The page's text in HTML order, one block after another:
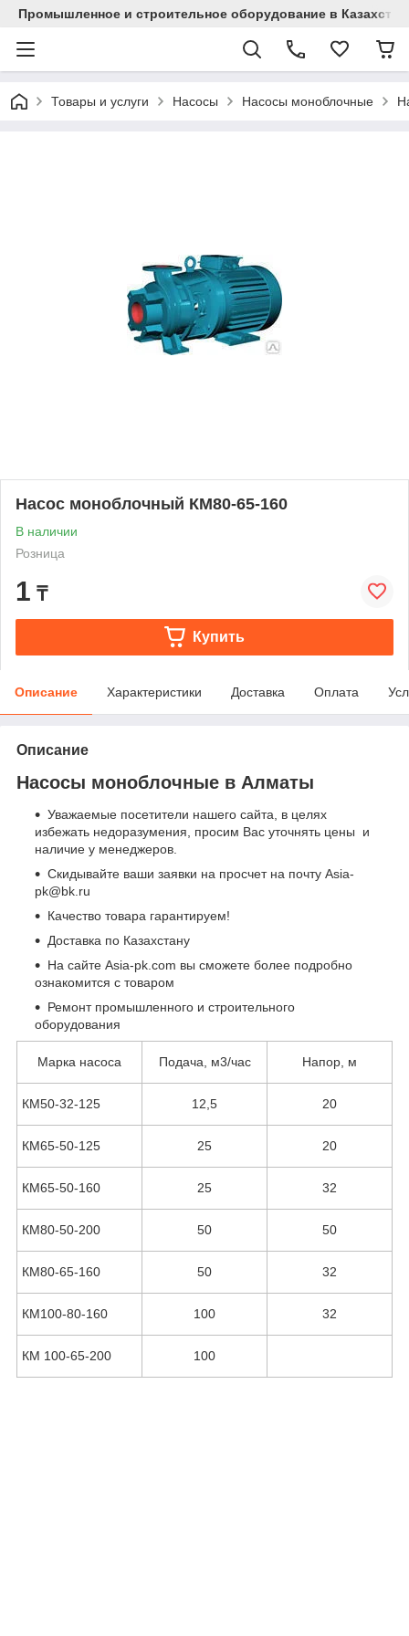
Промышленное и строительное оборудование в
Товары и услуги Насосы Насосы моноблочные
Насос моноблочный КМ80-65-160
В наличии
Розница
1 ₸
Купить
Описание Характеристики Доставка Оплата
Описание
Насосы моноблочные в Алматы
Уважаемые посетители нашего сайта, в целях
избежать недоразумения, просим Вас уточнять цены и
наличие у менеджеров.
Скидывайте ваши заявки на просчет на почту Asia-
pk@bk.ru
Качество товара гарантируем!
Доставка по Казахстану
На сайте Asia-pk.com вы сможете более подробно
ознакомится с товаром
Ремонт промышленного и строительного
оборудования
Марка насоса Подача, м3/час Напор, м
КМ50-32-125 12,5 20
КМ65-50-125 25 20
КМ65-50-160 25 32
КМ80-50-200 50 50
КМ80-65-160 50 32
КМ100-80-160 100 32
КМ 100-65-200 100